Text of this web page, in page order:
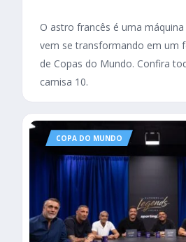
O astro francês é uma
vem se transformando em um
de Copas do Mundo. Confira
camisa 10.
COPA DO MUNDO